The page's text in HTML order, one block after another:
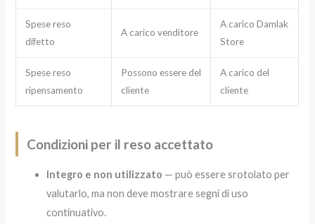
Spese reso
difetto
A carico venditore
A carico Damlak
Store
Spese reso
ripensamento
Possono essere del
cliente
A carico del
cliente
Condizioni per il reso accettato
Integro e non utilizzato — può essere srotolato per
valutarlo, ma non deve mostrare segni di uso
continuativo.